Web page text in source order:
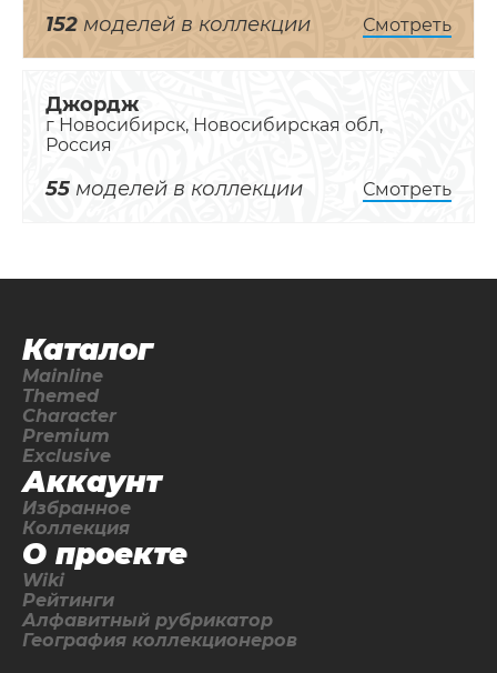
152 моделей в коллекции Смотреть
Джордж
г Новосибирск, Новосибирская обл,
Россия
55 моделей в коллекции Смотреть
Каталог
Mainline
Themed
Character
Premium
Exclusive
Аккаунт
Избранное
Коллекция
О проекте
Wiki
Рейтинги
Алфавитный рубрикатор
География коллекционеров